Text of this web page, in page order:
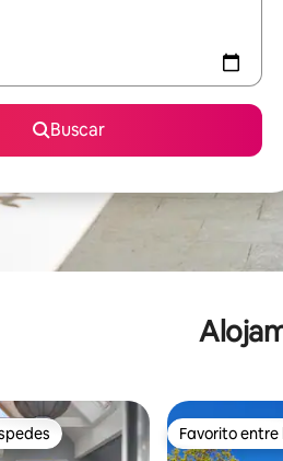
Buscar
entre huéspedes Favorito entre
Favorito entre